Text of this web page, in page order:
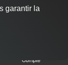
jambon,
Compte
garantir la